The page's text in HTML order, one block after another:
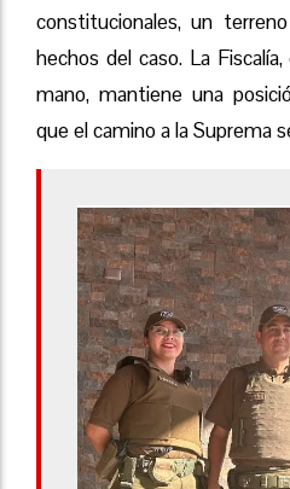
constitucionales, un
hechos del caso. La
mano, mantiene una
que el camino a la Suprema